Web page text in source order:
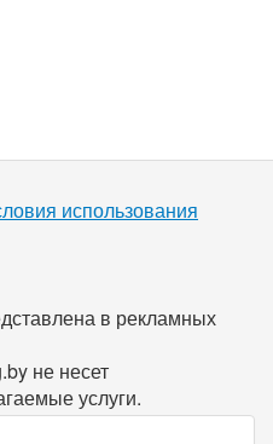
использования
в рекламных
не несет
услуги.